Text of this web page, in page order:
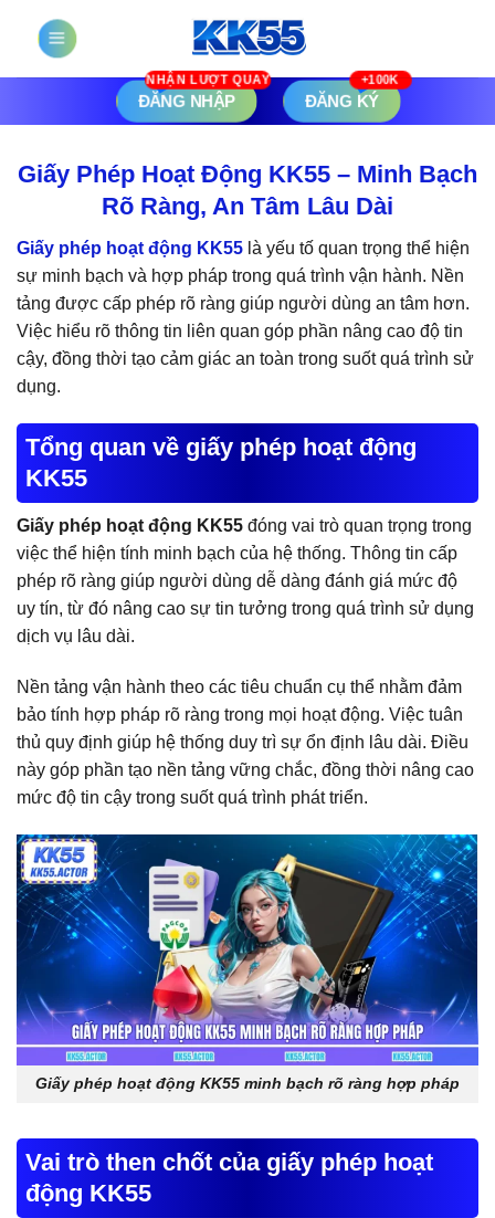
ĐĂNG NHẬP ĐĂNG KÝ
Giấy Phép Hoạt Động KK55 – Minh Bạch
Rõ Ràng, An Tâm Lâu Dài
Giấy phép hoạt động KK55 là yếu tố quan trọng thể hiện
sự minh bạch và hợp pháp trong quá trình vận hành. Nền
tảng được cấp phép rõ ràng giúp người dùng an tâm hơn.
Việc hiểu rõ thông tin liên quan góp phần nâng cao độ tin
cậy, đồng thời tạo cảm giác an toàn trong suốt quá trình sử
dụng.
Tổng quan về giấy phép hoạt động
KK55
Giấy phép hoạt động KK55 đóng vai trò quan trọng trong
việc thể hiện tính minh bạch của hệ thống. Thông tin cấp
phép rõ ràng giúp người dùng dễ dàng đánh giá mức độ
uy tín, từ đó nâng cao sự tin tưởng trong quá trình sử dụng
dịch vụ lâu dài.
Nền tảng vận hành theo các tiêu chuẩn cụ thể nhằm đảm
bảo tính hợp pháp rõ ràng trong mọi hoạt động. Việc tuân
thủ quy định giúp hệ thống duy trì sự ổn định lâu dài. Điều
này góp phần tạo nền tảng vững chắc, đồng thời nâng cao
mức độ tin cậy trong suốt quá trình phát triển.
Giấy phép hoạt động KK55 minh bạch rõ ràng hợp pháp
Vai trò then chốt của giấy phép hoạt
động KK55